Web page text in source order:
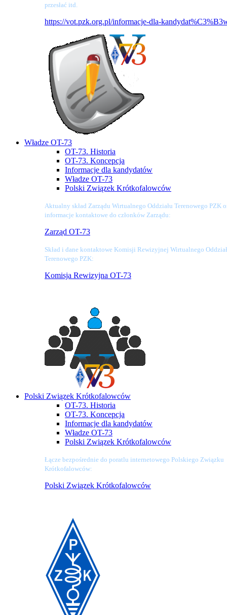
przesłać itd.
https://vot.pzk.org.pl/informacje-dla-
Władze OT-73
OT-73. Historia
OT-73. Koncepcja
Informacje dla kandydatów
Władze OT-73
Polski Związek Krótkofalowców
Aktualny skład Zarządu Wirtualnego Oddziału Terenowego PZK
informacje kontaktowe do członków Zarządu:
Zarząd OT-73
Skład i dane kontaktowe Komisji Rewizyjnej Wirtualnego
Terenowego PZK:
Komisja Rewizyjna OT-73
Polski Związek Krótkofalowców
OT-73. Historia
OT-73. Koncepcja
Informacje dla kandydatów
Władze OT-73
Polski Związek Krótkofalowców
Łącze bezpośrednie do poratlu internetowego Polskiego Związku
Krótkofalowców:
Polski Związek Krótkofalowców